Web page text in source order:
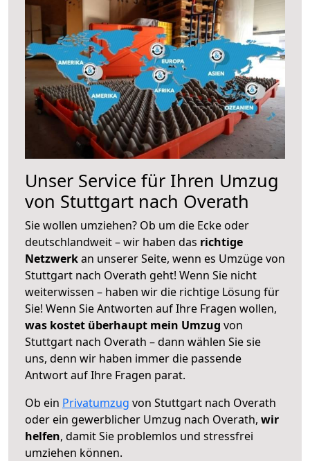
Unser Service für Ihren Umzug
von Stuttgart nach Overath
Sie wollen umziehen? Ob um die Ecke oder
deutschlandweit – wir haben das richtige
Netzwerkan unserer Seite, wenn es Umzüge von
Stuttgart nach Overath geht! Wenn Sie nicht
weiterwissen – haben wir die richtige Lösung für
Sie! Wenn Sie Antworten auf Ihre Fragen wollen,
was kostet überhaupt mein Umzug von
Stuttgart nach Overath – dann wählen Sie sie
uns, denn wir haben immer die passende
Antwort auf Ihre Fragen parat.
Ob ein Privatumzug von Stuttgart nach Overath
oder ein gewerblicher Umzug nach Overath, wir
helfen, damit Sie problemlos und stressfrei
umziehen können.